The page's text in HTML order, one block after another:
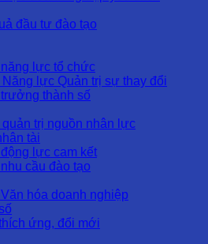
đầu tư đào tạo
năng lực tổ chức
lực Quản trị sự thay đổi
thành số
quản trị nguồn nhân lực
tài
lực cam kết
cầu đào tạo
hóa doanh nghiệp
ứng, đổi mới